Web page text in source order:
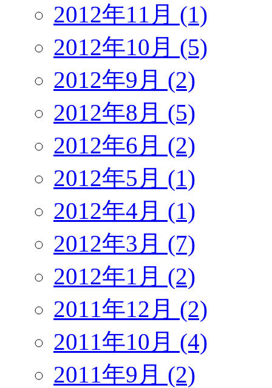
2012年11月 (1)
2012年10月 (5)
2012年9月 (2)
2012年8月 (5)
2012年6月 (2)
2012年5月 (1)
2012年4月 (1)
2012年3月 (7)
2012年1月 (2)
2011年12月 (2)
2011年10月 (4)
2011年9月 (2)